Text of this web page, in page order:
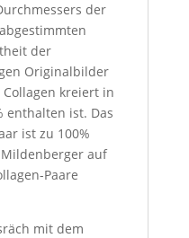
der
der
Originalbilder
kreiert in
enthalten ist. Das
ist zu 100%
auf
Paare
mit dem